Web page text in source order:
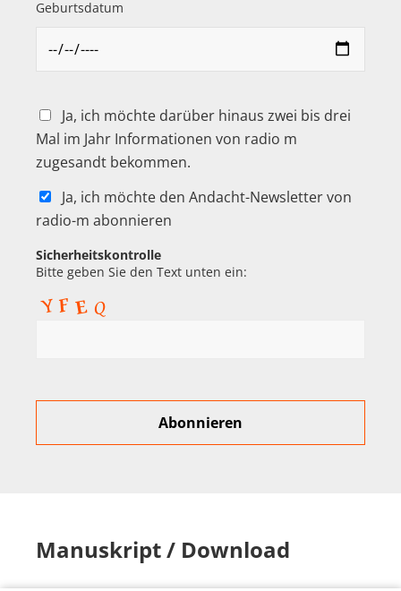
Geburtsdatum
Ja, ich möchte darüber hinaus zwei bis drei
Mal im Jahr Informationen von radio m
zugesandt bekommen.
Ja, ich möchte den Andacht-Newsletter von
radio-m abonnieren
Sicherheitskontrolle
Bitte geben Sie den Text unten ein:
Manuskript / Download